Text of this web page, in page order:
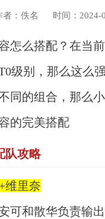
者：佚名 时间：2024-
怎么搭配？在当
级别，那么这么
同的组合，那么
的完美搭配
队攻略
维里奈
可和散华负责输